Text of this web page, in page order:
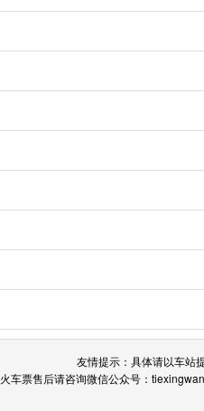
友情提示：具体请以车站
火车票售后请咨询微信公众号：